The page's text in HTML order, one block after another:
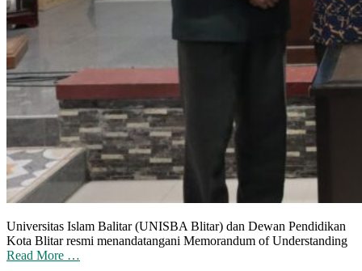
Universitas Islam Balitar (UNISBA Blitar) dan Dewan Pendidikan
Kota Blitar resmi menandatangani Memorandum of Understanding
Read More …